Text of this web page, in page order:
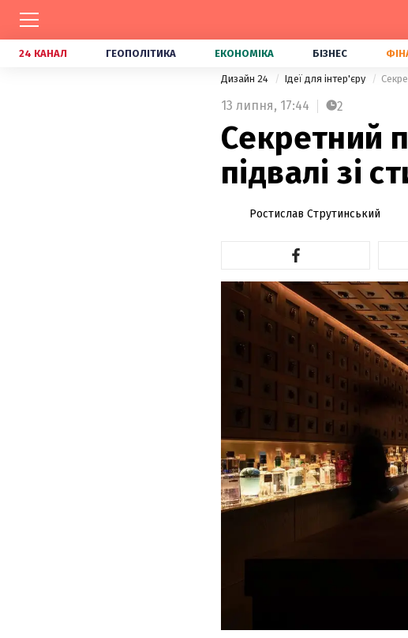
24 КАНАЛ ГЕОПОЛІТИКА ЕКОНОМІКА БІЗНЕС
Дизайн 24 Ідеї для інтер'єру
13 липня, 17:44 2
Секретний
підвалі зі
Ростислав Струтинський